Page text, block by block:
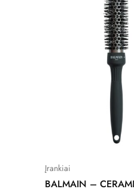
Įrankiai
BALMAIN –